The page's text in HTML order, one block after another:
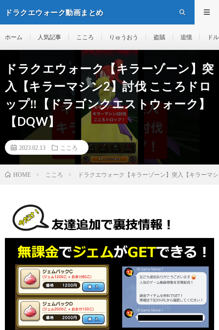
ドラクエウォーク動画まとめ
ホーム 人気記事 こころ りゅうおう 盗賊 追憶 ド
ドラクエウォーク【キラーゾーン】突
入【キラーマシン2】討伐 こころドロ
ップ‼️【ドラゴンクエストウォーク】
【DQW】
2023.02.13 こころ
HOME こころ ドラクエウォーク【キラーゾーン】突入【キラーマ